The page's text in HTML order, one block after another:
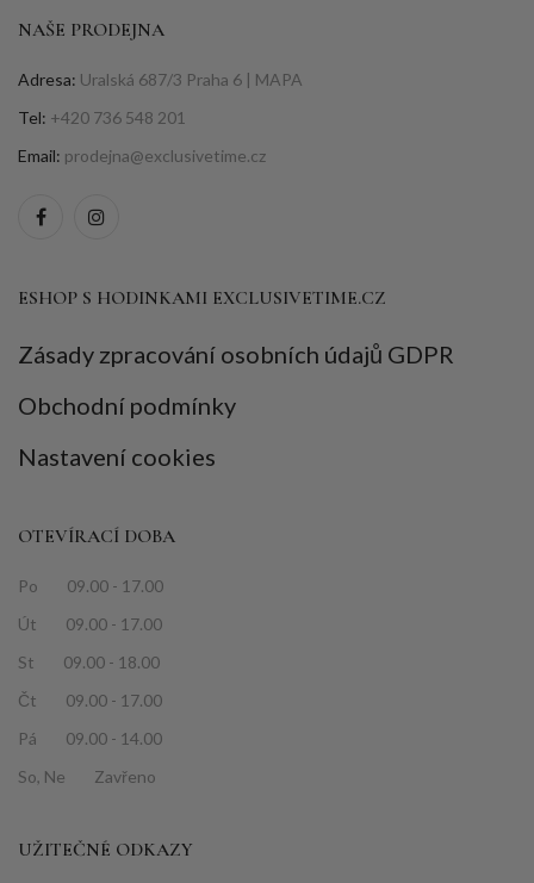
NAŠE PRODEJNA
Adresa: Uralská 687/3 Praha 6 | MAPA
Tel: +420 736 548 201
Email: prodejna@exclusivetime.cz
ESHOP S HODINKAMI EXCLUSIVETIME.CZ
Zásady zpracování osobních údajů GDPR
Obchodní podmínky
Nastavení cookies
OTEVÍRACÍ DOBA
Po 09.00 - 17.00
Út 09.00 - 17.00
St 09.00 - 18.00
Čt 09.00 - 17.00
Pá 09.00 - 14.00
So, Ne Zavřeno
UŽITEČNÉ ODKAZY